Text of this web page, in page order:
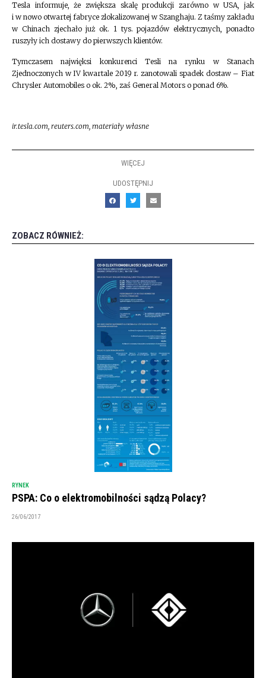
Tesla informuje, że zwiększa skalę produkcji zarówno w USA, jak
i w nowo otwartej fabryce zlokalizowanej w Szanghaju. Z taśmy zakładu
w Chinach zjechało już ok. 1 tys. pojazdów elektrycznych, ponadto
ruszyły ich dostawy do pierwszych klientów.
Tymczasem najwięksi konkurenci Tesli na rynku w Stanach
Zjednoczonych w IV kwartale 2019 r. zanotowali spadek dostaw – Fiat
Chrysler Automobiles o ok. 2%, zaś General Motors o ponad 6%.
ir.tesla.com, reuters.com, materiały własne
WIĘCEJ
UDOSTĘPNIJ
ZOBACZ RÓWNIEŻ:
RYNEK
PSPA: Co o elektromobilności sądzą Polacy?
26/06/2017